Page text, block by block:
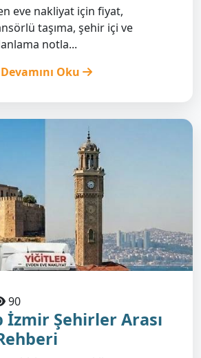
eve nakliyat için fiyat,
taşıma, şehir içi ve
notla...
Devamını Oku
90
İzmir Şehirler Arası